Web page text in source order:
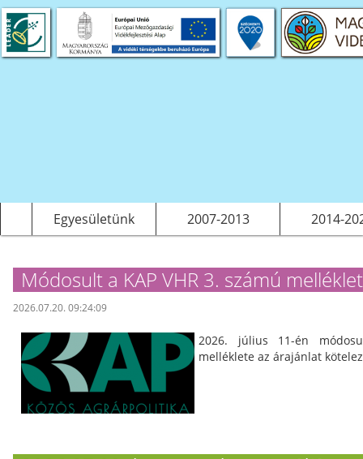
Egyesületünk 2007-2013 2014-
Módosult a KAP VHR 3. számú
2026.07.20. 09:24:09
2026. július 11-én
melléklete az árajánlat
pályázatok, kiadványok Működési költségeink
projektek
tervezés LEADER